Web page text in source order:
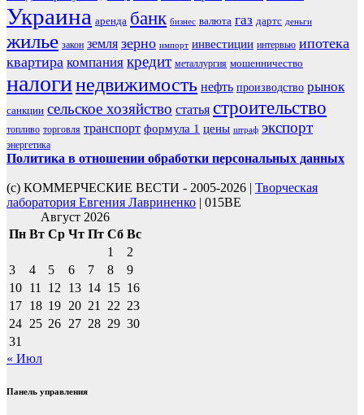
Украина аренда банк бизнес валюта газ дартс деньги
жилье закон земля зерно импорт инвестиции интервью ипотека
квартира компания кредит металлургия мошенничество
налогинедвижимость нефть производство рынок
санкции сельское хозяйство статья строительство
топливо торговля транспорт формула 1 цены штраф экспорт
энергетика
Политика в отношении обработки персональных данных
(с) КОММЕРЧЕСКИЕ ВЕСТИ - 2005-2026 | Творческая
лаборатория Евгения Лавриненко | 015BE
Август 2026
Пн Вт Ср Чт Пт Сб Вс
1
2
3
4 5 6 7 8
9
10 11 12 13 14 15 16
17 18 19 20 21 22 23
24 25 26 27 28 29 30
31
« Июл
Панель управления